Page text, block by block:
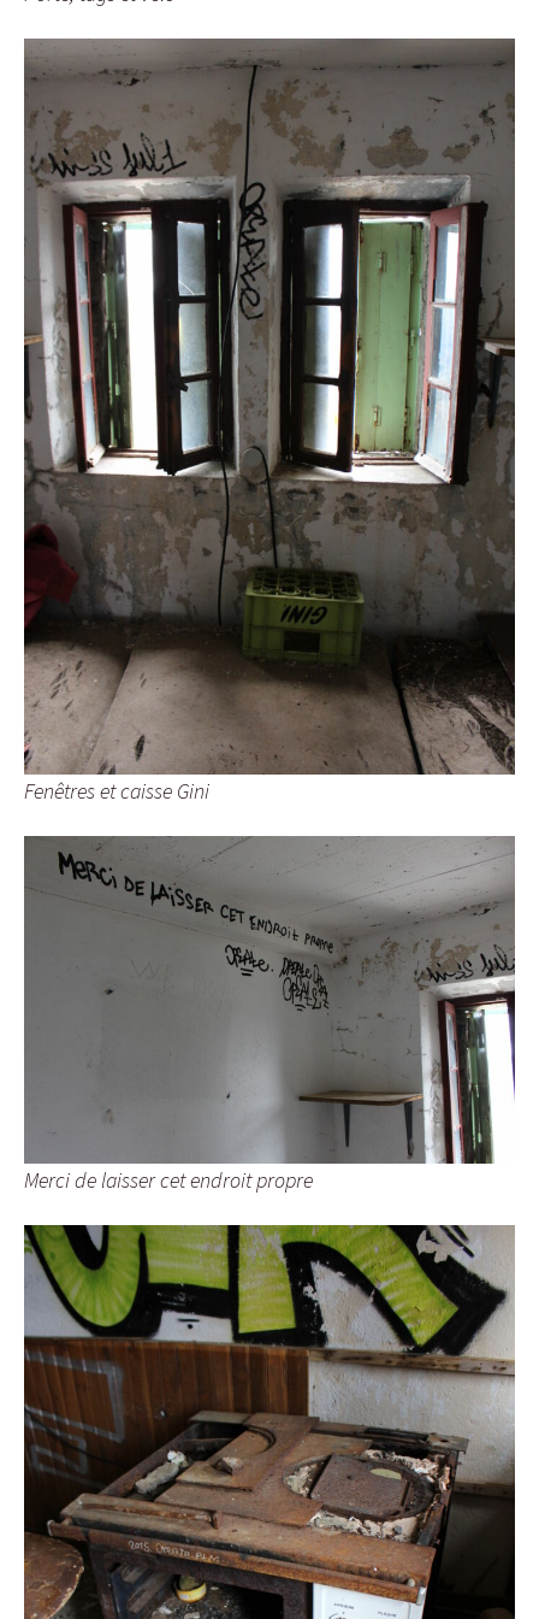
Fenêtres et caisse Gini
Merci de laisser cet endroit propre